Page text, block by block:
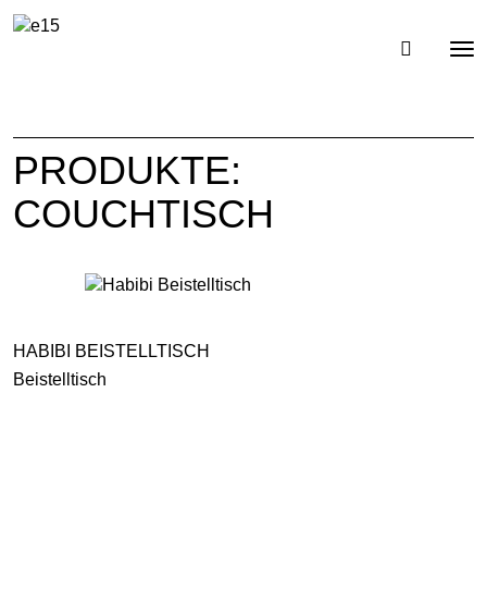
PRODUKTE:
COUCHTISCH
HABIBI BEISTELLTISCH
Beistelltisch